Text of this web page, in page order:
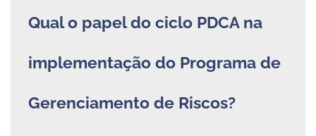
Qual o papel do ciclo PDCA na
implementação do Programa de
Gerenciamento de Riscos?